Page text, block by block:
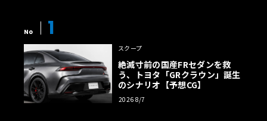
No 1
スクープ
絶滅寸前の国産FRセダンを救
う、トヨタ「GRクラウン」誕生
のシナリオ【予想CG】
2026 8/7